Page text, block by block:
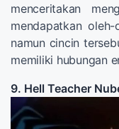
menceritakan
mendapatkan
namun cincin
memiliki hubungan
9. Hell Teacher